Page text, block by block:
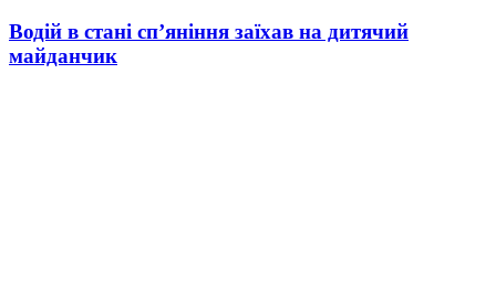
Водій в стані сп’яніння заїхав на дитячий
майданчик